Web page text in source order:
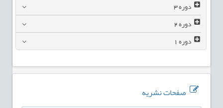
دوره3
دوره2
دوره1
صفحات نشریه